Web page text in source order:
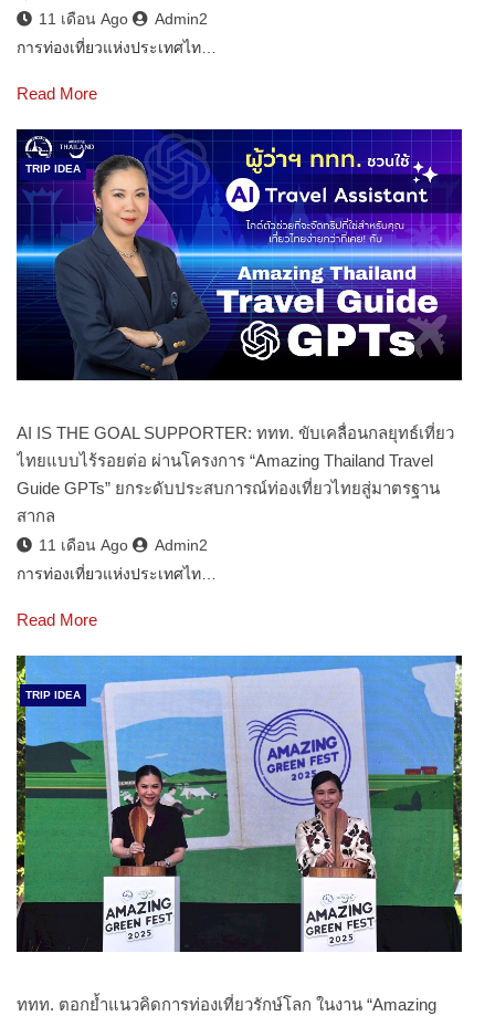
11 เดือน Ago
Admin2
การท่องเที่ยวแห่งประเทศไท…
Read More
TRIP IDEA
AI IS THE GOAL SUPPORTER: ททท. ขับเคลื่อนกลยุทธ์เที่ยว
ไทยแบบไร้รอยต่อ ผ่านโครงการ “Amazing Thailand Travel
Guide GPTs” ยกระดับประสบการณ์ท่องเที่ยวไทยสู่มาตรฐาน
สากล
11 เดือน Ago
Admin2
การท่องเที่ยวแห่งประเทศไท…
Read More
TRIP IDEA
ททท. ตอกย้ำแนวคิดการท่องเที่ยวรักษ์โลก ในงาน “Amazing